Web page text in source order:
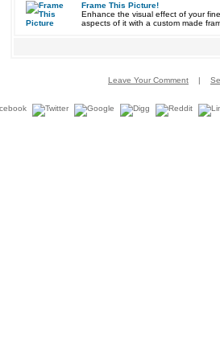
Frame This Picture!
Enhance the visual effect of your
aspects of it with a custom made
Leave Your Comment |